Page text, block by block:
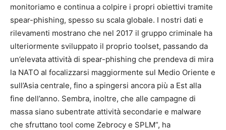
monitoriamo e continua a colpire i propri obiettivi tramite
spear-phishing, spesso su scala globale. I nostri dati e
rilevamenti mostrano che nel 2017 il gruppo criminale ha
ulteriormente sviluppato il proprio toolset, passando da
un’elevata attività di spear-phishing che prendeva di mira
la NATO al focalizzarsi maggiormente sul Medio Oriente e
sull’Asia centrale, fino a spingersi ancora più a Est alla
fine dell’anno. Sembra, inoltre, che alle campagne di
massa siano subentrate attività secondarie e malware
che sfruttano tool come Zebrocy e SPLM”, ha